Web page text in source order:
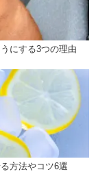
にする3つの理由
方法やコツ6選